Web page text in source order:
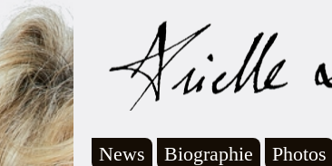
News Biographie Photos